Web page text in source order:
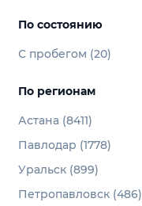
По состоянию
С пробегом (20)
По регионам
Астана (8411)
Павлодар (1778)
Уральск (899)
Петропавловск (486)